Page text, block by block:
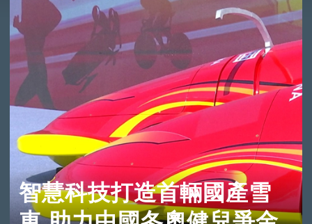
智慧科技打造首輛國產雪